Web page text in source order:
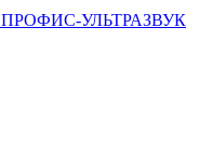
ПРОФИС-УЛЬТРАЗВУК